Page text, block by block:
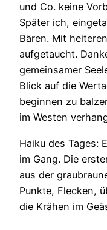
und Co. keine
Später ich,
Bären. Mit
aufgetaucht.
gemeinsamer
Blick auf die
beginnen zu
im Westen
Haiku des Tages:
im Gang. Die
aus der
Punkte, Flecken,
die Krähen im